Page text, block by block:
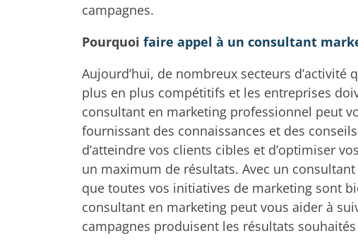
campagnes.
Pourquoi faire appel à un consultant
Aujourd’hui, de nombreux secteurs
plus en plus compétitifs et les entreprises
consultant en marketing professionnel peut
fournissant des connaissances et des
d’atteindre vos clients cibles et d’optimiser vos
un maximum de résultats. Avec un
que toutes vos initiatives de marketing sont
consultant en marketing peut vous aider à
campagnes produisent les résultats souhaités